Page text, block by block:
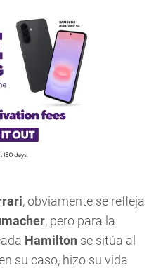
, obviamente se refleja
, pero para la
Hamilton se sitúa al
su caso, hizo su vida